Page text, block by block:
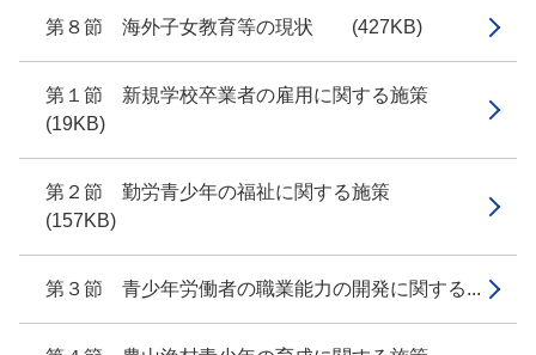
第８節 海外子女教育等の現状 (427KB)
第１節 新規学校卒業者の雇用に関する施策
(19KB)
第２節 勤労青少年の福祉に関する施策
(157KB)
第３節 青少年労働者の職業能力の開発に関する...